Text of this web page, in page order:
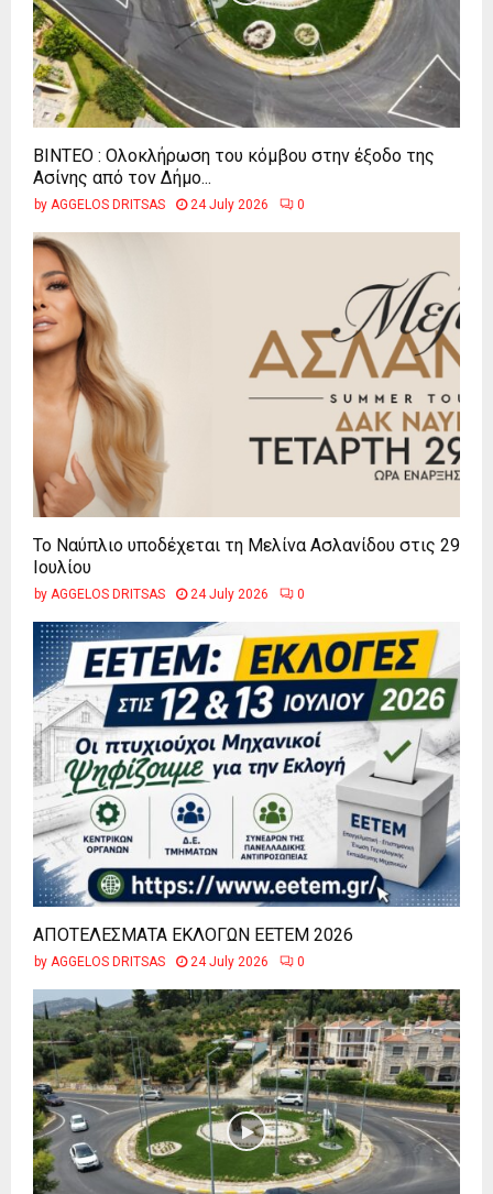
ΒΙΝΤΕΟ : Ολοκλήρωση του κόμβου στην έξοδο της
Ασίνης από τον Δήμο...
by AGGELOS DRITSAS 24 July 2026 0
Το Ναύπλιο υποδέχεται τη Μελίνα Ασλανίδου στις 29
Ιουλίου
by AGGELOS DRITSAS 24 July 2026 0
ΑΠΟΤΕΛΕΣΜΑΤΑ ΕΚΛΟΓΩΝ ΕΕΤΕΜ 2026
by AGGELOS DRITSAS 24 July 2026 0